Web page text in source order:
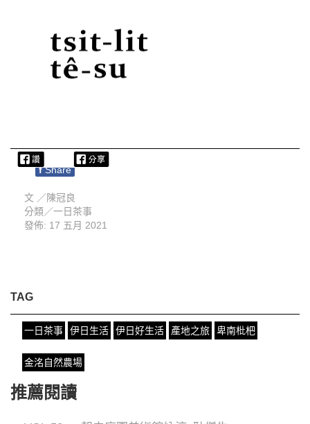
f Share
文 ／陳冠良
分類／一日茶事
發佈: 17 五月 2021
TAG
一日茶事 伊日生活 伊日好生活 產地之旅 卑南枇杷
金洺自然農場
推薦閱讀